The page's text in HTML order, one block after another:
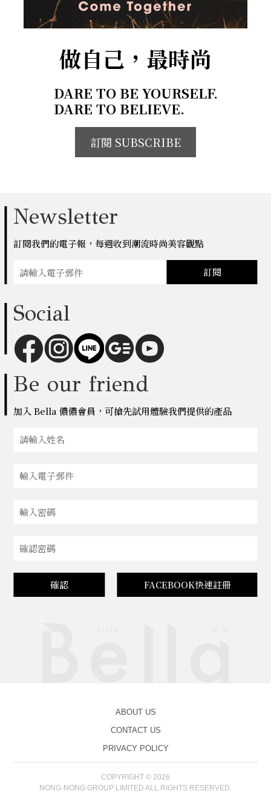
做自己，最時尚
DARE TO BE YOURSELF.
DARE TO BELIEVE.
訂閱 SUBSCRIBE
Newsletter
訂閱我們的電子報，每週收到潮流時尚美容觀點
訂閱
Social
Be our friend
加入 Bella 儂儂會員，可搶先試用體驗我們提供的產品
確認 FACEBOOK快速註冊
ABOUT US
CONTACT US
PRIVACY POLICY
COPYRIGHT © 2026
NONG-NONG GROUP LIMITED ALL RIGHTS RESERVED.